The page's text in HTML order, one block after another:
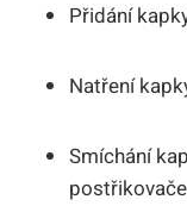
Přidání
Natření
Smíchání
postřikovače